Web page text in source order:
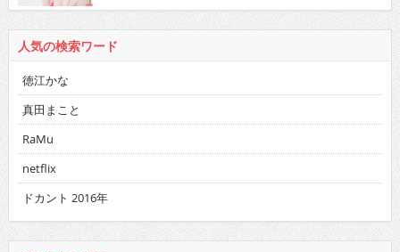
人気の検索ワード
徳江かな
真田まこと
RaMu
netflix
ドカント 2016年